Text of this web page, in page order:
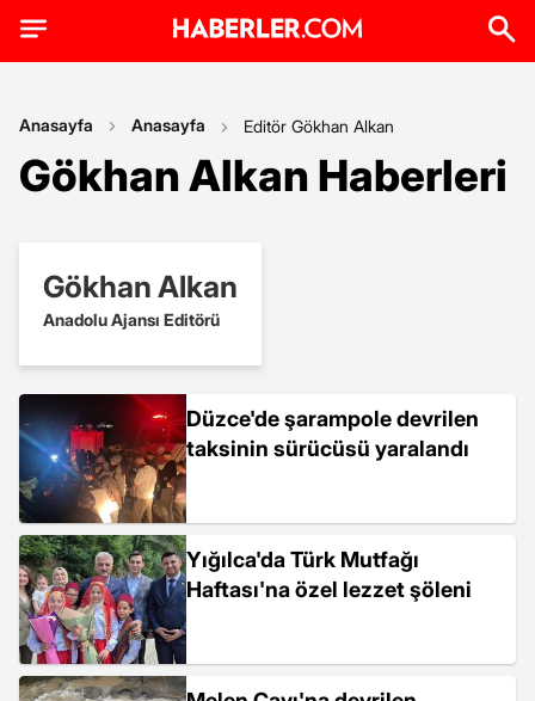
Anasayfa Anasayfa Editör Gökhan Alkan
Gökhan Alkan Haberleri
Gökhan Alkan
Anadolu Ajansı Editörü
Düzce'de şarampole devrilen
taksinin sürücüsü yaralandı
Yığılca'da Türk Mutfağı
Haftası'na özel lezzet şöleni